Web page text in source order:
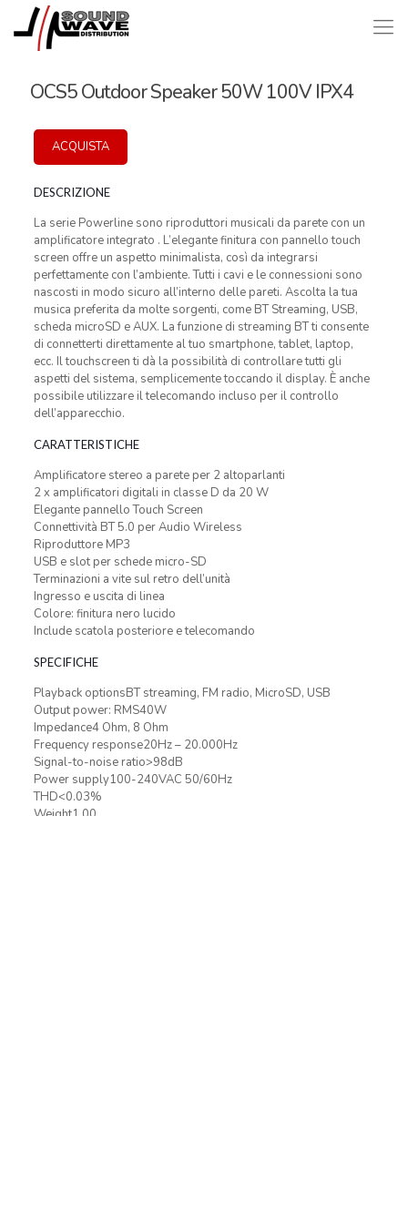
OCS5 Outdoor Speaker 50W 100V IPX4
ACQUISTA
DESCRIZIONE
La serie Powerline sono riproduttori musicali da parete con un
amplificatore integrato . L’elegante finitura con pannello touch
screen offre un aspetto minimalista, così da integrarsi
perfettamente con l’ambiente. Tutti i cavi e le connessioni sono
nascosti in modo sicuro all’interno delle pareti. Ascolta la tua
musica preferita da molte sorgenti, come BT Streaming, USB,
scheda microSD e AUX. La funzione di streaming BT ti consente
di connetterti direttamente al tuo smartphone, tablet, laptop,
ecc. Il touchscreen ti dà la possibilità di controllare tutti gli
aspetti del sistema, semplicemente toccando il display. È anche
possibile utilizzare il telecomando incluso per il controllo
dell’apparecchio.
CARATTERISTICHE
Amplificatore stereo a parete per 2 altoparlanti
2 x amplificatori digitali in classe D da 20 W
Elegante pannello Touch Screen
Connettività BT 5.0 per Audio Wireless
Riproduttore MP3
USB e slot per schede micro-SD
Terminazioni a vite sul retro dell’unità
Ingresso e uscita di linea
Colore: finitura nero lucido
Include scatola posteriore e telecomando
SPECIFICHE
Playback optionsBT streaming, FM radio, MicroSD, USB
Output power: RMS40W
Impedance4 Ohm, 8 Ohm
Frequency response20Hz – 20.000Hz
Signal-to-noise ratio>98dB
Power supply100-240VAC 50/60Hz
THD<0.03%
Weight1,00